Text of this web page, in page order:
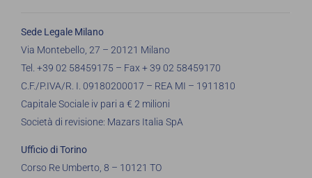
Sede Legale Milano
Via Montebello, 27 – 20121 Milano
Tel. +39 02 58459175 – Fax + 39 02 58459170
C.F./P.IVA/R. I. 09180200017 – REA MI – 1911810
Capitale Sociale iv pari a € 2 milioni
Società di revisione: Mazars Italia SpA
Ufficio di Torino
Corso Re Umberto, 8 – 10121 TO